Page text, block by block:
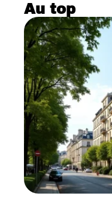
Au top